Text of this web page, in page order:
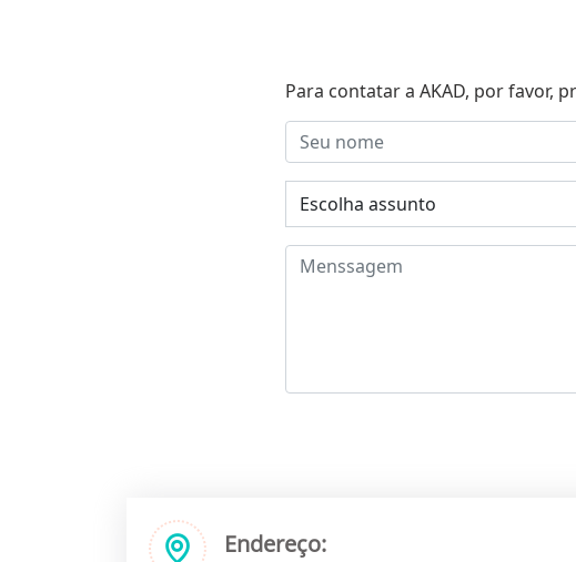
Para contatar a AKAD, por favor,
Endereço: